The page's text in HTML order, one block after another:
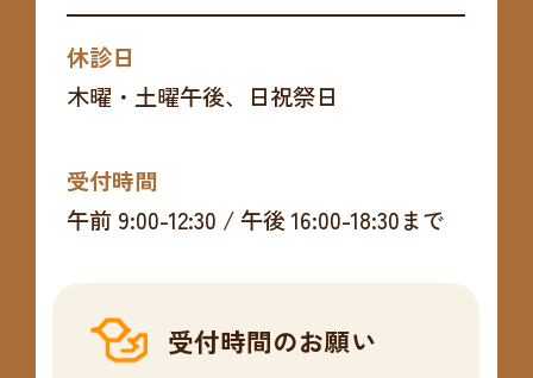
休診日
木曜・土曜午後、日祝祭日
受付時間
午前 9:00-12:30 / 午後 16:00-18:30まで
受付時間のお願い